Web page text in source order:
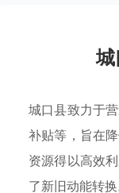
城口县致力于
补贴等，旨在
资源得以高效
了新旧动能转